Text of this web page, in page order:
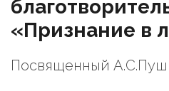
«Признание в
Посвященный